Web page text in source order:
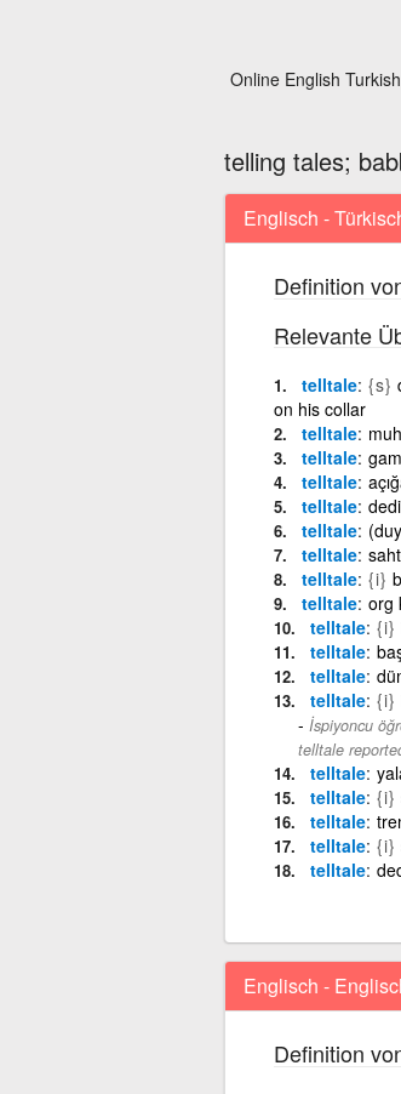
Online English
telling tales;
Englisch -
Definition
Relevante
telltale {s}
on his collar
telltale
telltale
telltale
telltale
telltale
telltale
telltale {i}
telltale org
telltale {i}
telltale
telltale
telltale {i}
İspiyoncu
telltale
telltale
telltale {i}
telltale
telltale {i}
telltale
Englisch -
Definition